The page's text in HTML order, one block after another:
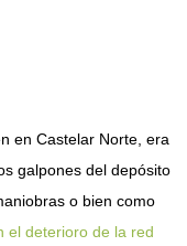
en Castelar Norte, era
galpones del depósito
o bien como
el deterioro de la red